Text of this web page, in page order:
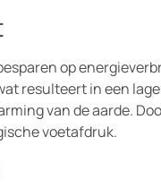
op
resulteert in een
van de aarde.
voetafdruk.